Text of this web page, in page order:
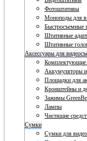
Фотоштативы
Моноподы для
Быстросъемные
Штативные
Штативные
Аксессуары для
Комплектующие
Аккумуляторы и
Площадки для
Кронштейны и
Зажимы
Лампы
Чистящие
Сумки
Сумки для